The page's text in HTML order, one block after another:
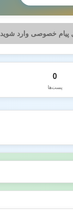
پیام خصوصی وارد شوید
0
پست‌ها